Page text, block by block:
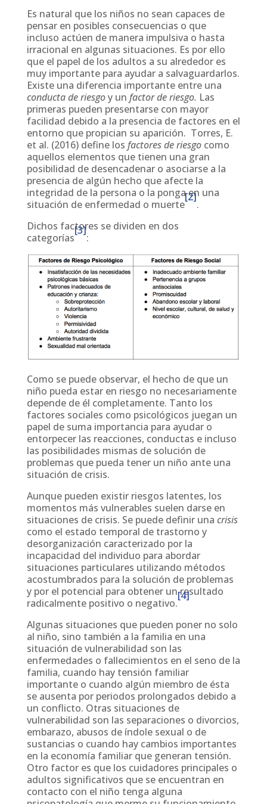
Es natural que los niños no sean capaces de
pensar en posibles consecuencias o que
incluso actúen de manera impulsiva o hasta
irracional en algunas situaciones. Es por ello
que el papel de los adultos a su alrededor es
muy importante para ayudar a salvaguardarlos.
Existe una diferencia importante entre una
conducta de riesgoy un factor de riesgo. Las
primeras pueden presentarse con mayor
facilidad debido a la presencia de factores en el
entorno que propician su aparición. Torres, E.
et al. (2016) define los factores de riesgocomo
aquellos elementos que tienen una gran
posibilidad de desencadenar o asociarse a la
presencia de algún hecho que afecte la
integridad de la persona o la ponga en una
situación de enfermedad o muerte
[2]
.
Dichos factores se dividen en dos
categorías
[3]
:
Como se puede observar, el hecho de que un
niño pueda estar en riesgo no necesariamente
depende de él completamente. Tanto los
factores sociales como psicológicos juegan un
papel de suma importancia para ayudar o
entorpecer las reacciones, conductas e incluso
las posibilidades mismas de solución de
problemas que pueda tener un niño ante una
situación de crisis.
Aunque pueden existir riesgos latentes, los
momentos más vulnerables suelen darse en
situaciones de crisis. Se puede definir una crisis
como el estado temporal de trastorno y
desorganización caracterizado por la
incapacidad del individuo para abordar
situaciones particulares utilizando métodos
acostumbrados para la solución de problemas
y por el potencial para obtener un resultado
radicalmente positivo o negativo.
[4]
Algunas situaciones que pueden poner no solo
al niño, sino también a la familia en una
situación de vulnerabilidad son las
enfermedades o fallecimientos en el seno de la
familia, cuando hay tensión familiar
importante o cuando algún miembro de ésta
se ausenta por periodos prolongados debido a
un conflicto. Otras situaciones de
vulnerabilidad son las separaciones o divorcios,
embarazo, abusos de índole sexual o de
sustancias o cuando hay cambios importantes
en la economía familiar que generan tensión.
Otro factor es que los cuidadores principales o
adultos significativos que se encuentran en
contacto con el niño tenga alguna